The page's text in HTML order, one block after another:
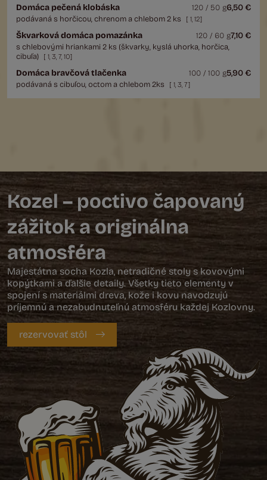
Domáca pečená klobáska 120 / 50 g6,50 €
podávaná s horčicou, chrenom a chlebom 2 ks [ 1, 12]
Škvarková domáca pomazánka 120 / 60 g7,10 €
s chlebovými hriankami 2 ks (škvarky, kyslá uhorka, horčica,
cibuľa)
[ 1, 3, 7, 10]
Domáca bravčová tlačenka 100 / 100 g5,90 €
podávaná s cibuľou, octom a chlebom 2ks [ 1, 3, 7]
Kozel – poctivo čapovaný
zážitok a originálna
atmosféra
Majestátna socha Kozla, netradičné stoly s kovovými
kopýtkami a ďalšie detaily. Všetky tieto elementy v
spojení s materiálmi dreva, kože i kovu navodzujú
príjemnú a nezabudnuteľnú atmosféru každej Kozlovny.
rezervovať stôl